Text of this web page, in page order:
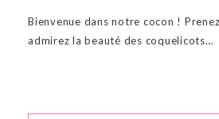
Bienvenue dans notre cocon !
admirez la beauté des coquelicots…